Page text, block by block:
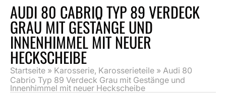
AUDI 80 CABRIO TYP 89 VERDECK
GRAU MIT GESTÄNGE UND
INNENHIMMEL MIT NEUER
HECKSCHEIBE
Startseite » Karosserie, Karosserieteile » Audi 80
Cabrio Typ 89 Verdeck Grau mit Gestänge und
Innenhimmel mit neuer Heckscheibe